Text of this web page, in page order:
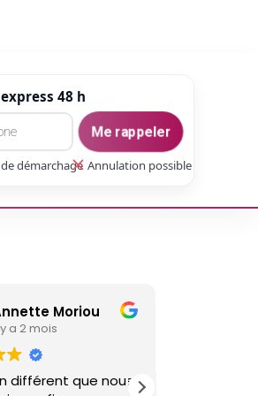
48 h
Me rappeler
de démarchage Annulation possible
nous
Réalisé un travail sur ma